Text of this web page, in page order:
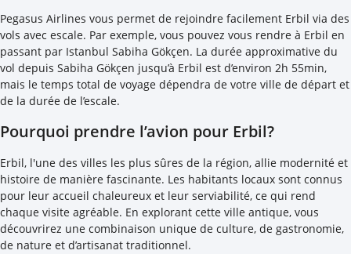
Pegasus Airlines vous permet de rejoindre facilement Erbil via des
vols avec escale. Par exemple, vous pouvez vous rendre à Erbil en
passant par Istanbul Sabiha Gökçen. La durée approximative du
vol depuis Sabiha Gökçen jusqu’à Erbil est d’environ 2h 55min,
mais le temps total de voyage dépendra de votre ville de départ et
de la durée de l’escale.
Pourquoi prendre l’avion pour Erbil?
Erbil, l'une des villes les plus sûres de la région, allie modernité et
histoire de manière fascinante. Les habitants locaux sont connus
pour leur accueil chaleureux et leur serviabilité, ce qui rend
chaque visite agréable. En explorant cette ville antique, vous
découvrirez une combinaison unique de culture, de gastronomie,
de nature et d’artisanat traditionnel.